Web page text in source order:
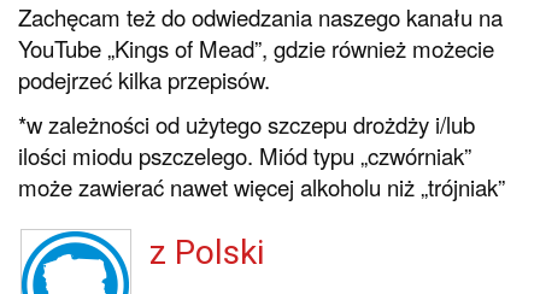
Zachęcam też do odwiedzania naszego kanału na
YouTube „Kings of Mead”, gdzie również możecie
podejrzeć kilka przepisów.
*w zależności od użytego szczepu drożdży i/lub
ilości miodu pszczelego. Miód typu „czwórniak”
może zawierać nawet więcej alkoholu niż „trójniak”
z Polski